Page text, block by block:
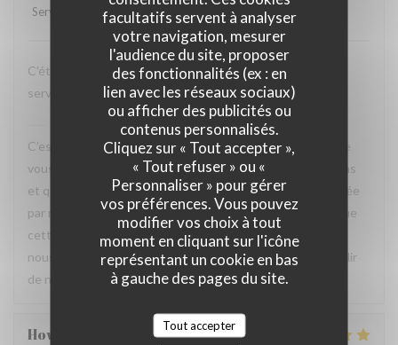
facultatifs servent à analyser
votre navigation, mesurer
l'audience du site, proposer
des fonctionnalités (ex : en
lien avec les réseaux sociaux)
ou afficher des publicités ou
contenus personnalisés.
Cliquez sur « Tout accepter »,
« Tout refuser » ou «
Personnaliser » pour gérer
vos préférences. Vous pouvez
modifier vos choix à tout
moment en cliquant sur l'icône
représentant un cookie en bas
à gauche des pages du site.
Tout accepter
Service Ambiance: 5 : 5 Qualité / Prix
C'était très bien passé et mes amis sont ravis d'avoir les
services attentionnés et les plats savoureux.
La Closerie des Lilas a répondu à cet avis
C’est un plaisir de lire votre retour. Nous sommes ravis que
vous ayez passé un agréable moment à La Closerie des Lilas
et que vos amis aient également apprécié l’attention portée
par notre équipe ainsi que la qualité de la cuisine. Savoir que
cette expérience a contribué à la réussite de votre repas
nous fait très plaisir. Nous serons heureux de vous accueillir
de nouveau à La Closerie des Lilas ✨
Howard